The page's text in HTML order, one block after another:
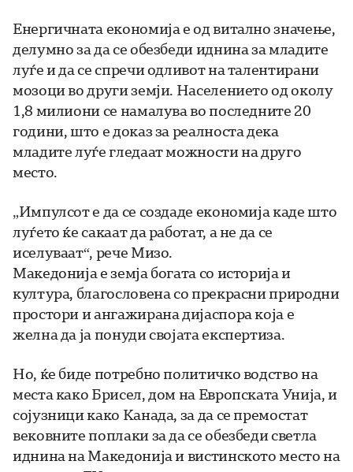
Енергичната економија е од витално значење,
делумно за да се обезбеди иднина за младите
луѓе и да се спречи одливот на талентирани
мозоци во други земји. Населението од околу
1,8 милиони се намалува во последните 20
години, што е доказ за реалноста дека
младите луѓе гледаат можности на друго
место.
„Импулсот е да се создаде економија каде што
луѓето ќе сакаат да работат, а не да се
иселуваат“, рече Мизо.
Македонија е земја богата со историја и
култура, благословена со прекрасни природни
простори и ангажирана дијаспора која е
желна да ја понуди својата експертиза.
Но, ќе биде потребно политичко водство на
места како Брисел, дом на Европската Унија, и
сојузници како Канада, за да се премостат
вековните поплаки за да се обезбеди светла
иднина на Македонија и вистинското место на